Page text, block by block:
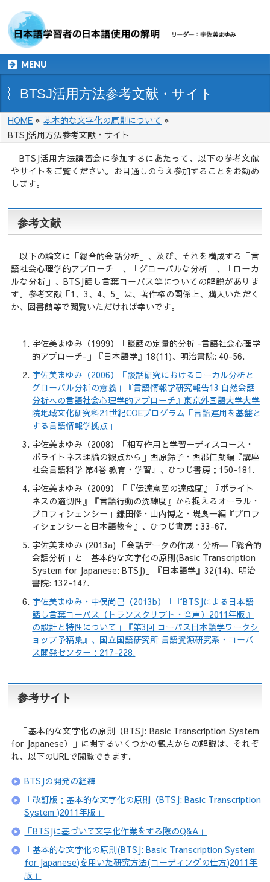
MENU
BTSJ活用方法参考文献・サイト
HOME » 基本的な文字化の原則について »
BTSJ活用方法参考文献・サイト
BTSJ活用方法講習会に参加するにあたって、以下の参考文献
やサイトをご覧ください。お目通しのうえ参加することをお勧め
します。
参考文献
以下の論文に「総合的会話分析」、及び、それを構成する「言
語社会心理学的アプローチ」、「グローバルな分析」、「ローカ
ルな分析」、BTSJ話し言葉コーパス等についての解説がありま
す。参考文献「1、3、4、5」は、著作権の関係上、購入いただく
か、図書館等で閲覧いただければ幸いです。
宇佐美まゆみ（1999）「談話の定量的分析 -言語社会心理学
的アプローチ-」『日本語学』18(11)、明治書院: 40-56.
宇佐美まゆみ（2006）「談話研究におけるローカル分析と
グローバル分析の意義」『言語情報学研究報告13 自然会話
分析への言語社会心理学的アプローチ』東京外国語大学大学
院地域文化研究科21世紀COEプログラム「言語運用を基盤と
する言語情報学拠点」
宇佐美まゆみ（2008）「相互作用と学習－ディスコース・
ポライトネス理論の観点から」西原鈴子・西郡仁朗編『講座
社会言語科学 第4巻 教育・学習』、ひつじ書房：150-181.
宇佐美まゆみ（2009）「『伝達意図の達成度』『ポライト
ネスの適切性』『言語行動の洗練度』から捉えるオーラル・
プロフィシェンシー」鎌田修・山内博之・堤良一編『プロフ
ィシェンシーと日本語教育』、ひつじ書房：33-67.
宇佐美まゆみ (2013a) 「会話データの作成・分析―「総合的
会話分析」と「基本的な文字化の原則(Basic Transcription
System for Japanese: BTSJ)」『日本語学』32(14)、明治
書院: 132-147.
宇佐美まゆみ・中俣尚己（2013b）「『BTSJによる日本語
話し言葉コーパス（トランスクリプト・音声）2011年版』
の設計と特性について」『第3回 コーパス日本語学ワークシ
ョップ予稿集』、国立国語研究所 言語資源研究系・コーパ
ス開発センター：217-228.
参考サイト
「基本的な文字化の原則（BTSJ: Basic Transcription System
for Japanese）」に関するいくつかの観点からの解説は、それぞ
れ、以下のURLで閲覧できます。
BTSJの開発の経緯
「改訂版：基本的な文字化の原則（BTSJ: Basic Transcription
System )2011年版」
「BTSJに基づいて文字化作業をする際のQ&A」
「基本的な文字化の原則(BTSJ: Basic Transcription System
for Japanese)を用いた研究方法(コーディングの仕方)2011年
版」